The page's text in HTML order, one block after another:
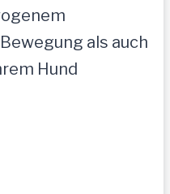
als auch
Hund